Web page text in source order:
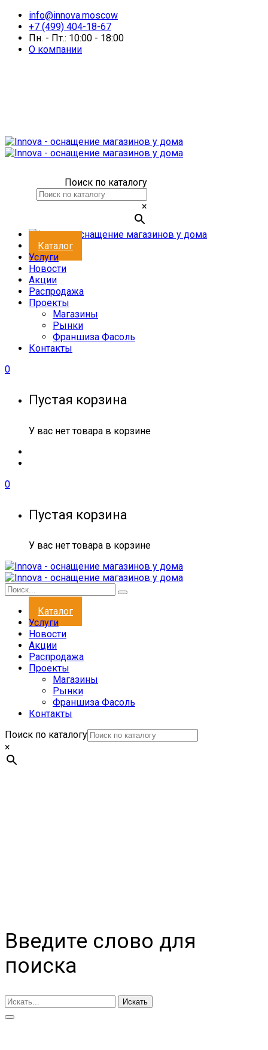
info@innova.moscow
+7 (499) 404-18-67
Пн. - Пт.: 10:00 - 18:00
О компании
Поиск по каталогу
×
Каталог
Услуги
Новости
Акции
Распродажа
Проекты
Магазины
Рынки
Франшиза Фасоль
Контакты
0
Пустая корзина
У вас нет товара в корзине
0
Пустая корзина
У вас нет товара в корзине
Каталог
Услуги
Новости
Акции
Распродажа
Проекты
Магазины
Рынки
Франшиза Фасоль
Контакты
Поиск по каталогу
×
Введите слово для
поиска
Искать